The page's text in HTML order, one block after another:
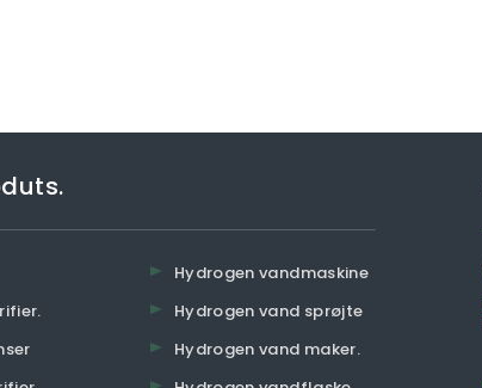
Hydrogen vandmaskine
Hydrogen vand sprøjte
Hydrogen vand maker.